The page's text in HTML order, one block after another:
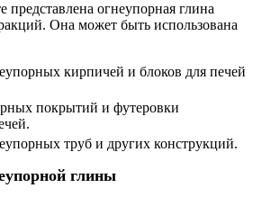
огнеупорная глина
Она может быть использована
кирпичей и блоков для печей
покрытий и футеровки
труб и других конструкций.
глины